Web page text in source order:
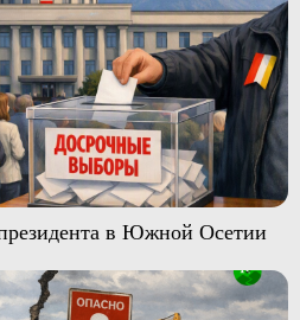
в Южной Осетии